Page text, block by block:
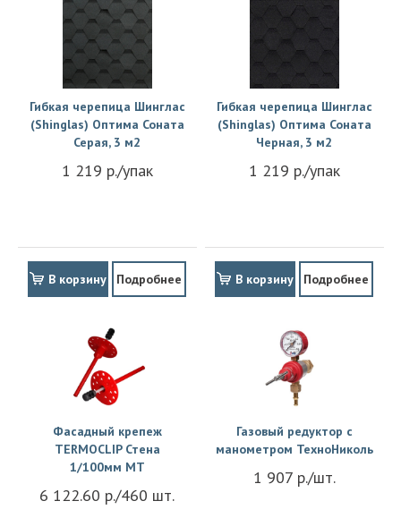
Гибкая черепица Шинглас
(Shinglas) Оптима Соната
Серая, 3 м2
1 219 р./упак
В корзину Подробнее
Гибкая черепица Шинглас
(Shinglas) Оптима Соната
Черная, 3 м2
1 219 р./упак
В корзину Подробнее
Фасадный крепеж
TERMOCLIP Стена
1/100мм MT
6 122.60 р./460 шт.
Газовый редуктор с
манометром ТехноНиколь
1 907 р./шт.